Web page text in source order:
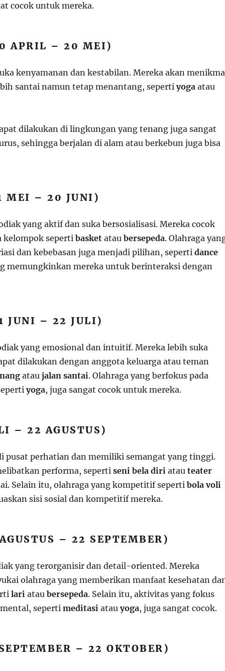
cocok untuk mereka.
APRIL – 20 MEI)
kenyamanan dan kestabilan. Mereka akan
santai namun tetap menantang, sepertiyogaatau
dilakukan di lingkungan yang tenang juga sangat
sehingga berjalan di alam atau berkebun juga bisa
MEI – 20 JUNI)
yang aktif dan suka bersosialisasi. Mereka cocok
kelompok seperti basketatau bersepeda. Olahraga
dan kebebasan juga menjadi pilihan, seperti dance
memungkinkan mereka untuk berinteraksi dengan
JUNI – 22 JULI)
yang emosional dan intuitif. Mereka lebih suka
dilakukan dengan anggota keluarga atau teman
atau jalan santai. Olahraga yang berfokus pada
yoga, juga sangat cocok untuk mereka.
– 22 AGUSTUS)
pusat perhatian dan memiliki semangat yang tinggi.
performa, seperti seni bela diriatau teater
Selain itu, olahraga yang kompetitif seperti bola voli
sisi sosial dan kompetitif mereka.
– 22 SEPTEMBER)
yang terorganisir dan detail-oriented. Mereka
olahraga yang memberikan manfaat kesehatan
lariatau bersepeda. Selain itu, aktivitas yang fokus
seperti meditasiatauyoga, juga sangat cocok.
– 22 OKTOBER)